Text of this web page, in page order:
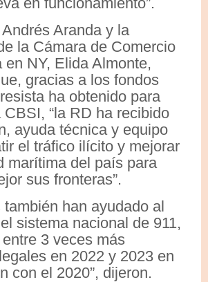
Aranda y la
la Cámara de Comercio
en NY, Elida Almonte,
gracias a los fondos
ha obtenido para
“la RD ha recibido
ayuda técnica y equipo
el tráfico ilícito y mejorar
marítima del país para
sus fronteras”.
también han ayudado al
sistema nacional de 911,
3 veces más
en 2022 y 2023 en
con el 2020”, dijeron.